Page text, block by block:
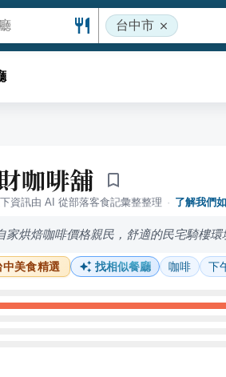
台中市
咖啡舖
資訊由 AI 從部落客食記彙整整理 · 了解我們
家烘焙咖啡價格親民，舒適的民宅騎樓
中美食精選 找相似餐廳 咖啡 下
0 則評論
1 則評論
0 則評論
0 則評論
0 則評論